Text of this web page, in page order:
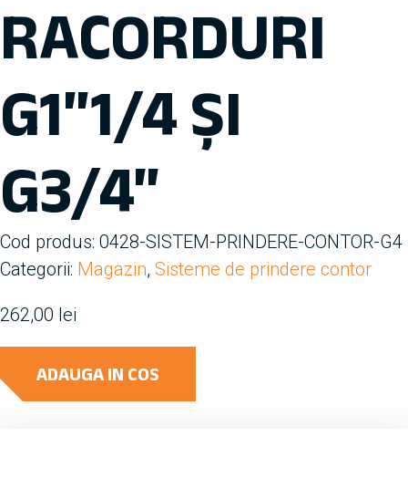
RACORDURI
G1″1/4 ȘI
G3/4″
Cod produs: 0428-SISTEM-PRINDERE-CONTOR-G4
Categorii: Magazin, Sisteme de prindere contor
262,00 lei
ADAUGA IN COS